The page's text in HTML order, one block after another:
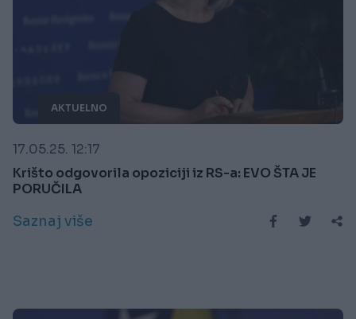
AKTUELNO
17.05.25. 12:17
Krišto odgovorila opoziciji iz RS-a: EVO ŠTA JE
PORUČILA
Saznaj više